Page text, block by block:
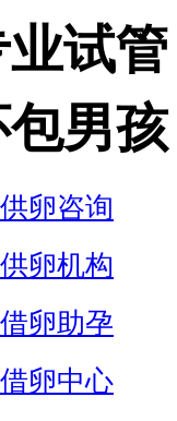
试管
男孩
卵咨询
卵机构
卵助孕
卵中心